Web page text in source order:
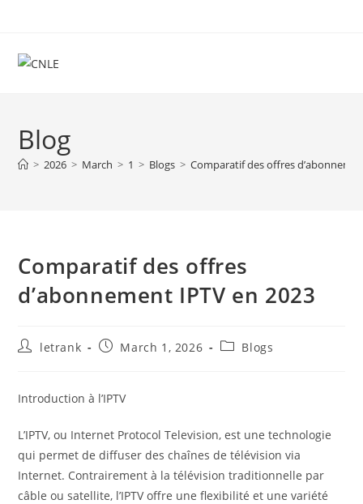
content
Blog
> 2026 > March > 1 > Blogs > Comparatif des offres
Comparatif des offres
d’abonnement IPTV en 2023
Postletrank
PostMarch 1, 2026
PostBlogs
Introduction à l’IPTV
L’IPTV, ou Internet Protocol Television, est une technologie
qui permet de diffuser des chaînes de télévision via
Internet. Contrairement à la télévision traditionnelle par
câble ou satellite, l’IPTV offre une flexibilité et une variété